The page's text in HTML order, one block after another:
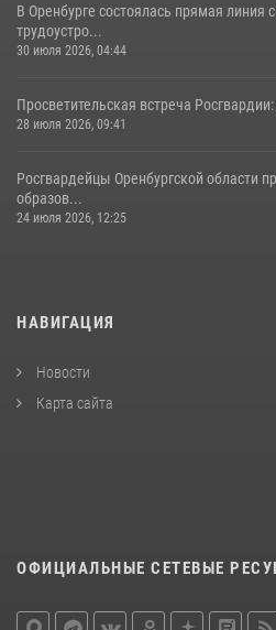
В Оренбурге состоялась прямая линия
трудоустро...
30 июля 2026, 04:44
Просветительская встреча
28 июля 2026, 09:41
Росгвардейцы Оренбургской области
образов...
24 июля 2026, 12:25
НАВИГАЦИЯ
Новости
Карта сайта
ОФИЦИАЛЬНЫЕ СЕТЕВЫЕ